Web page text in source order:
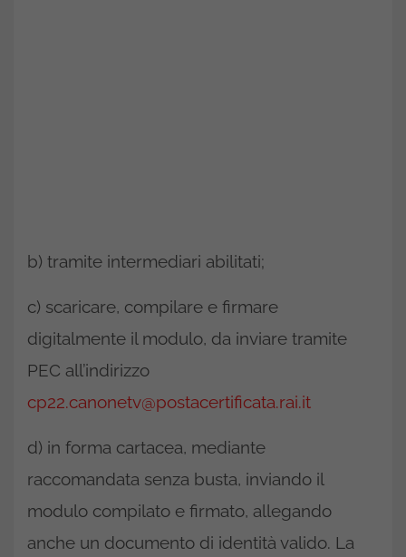
b) tramite intermediari abilitati;
c) scaricare, compilare e firmare
digitalmente il modulo, da inviare tramite
PEC all’indirizzo
cp22.canonetv@postacertificata.rai.it
d) in forma cartacea, mediante
raccomandata senza busta, inviando il
modulo compilato e firmato, allegando
anche un documento di identità valido. La